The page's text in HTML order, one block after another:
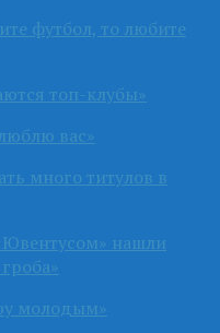
футбол, то любите
топ-клубы»
вас»
много титулов в
нашли
молодым»